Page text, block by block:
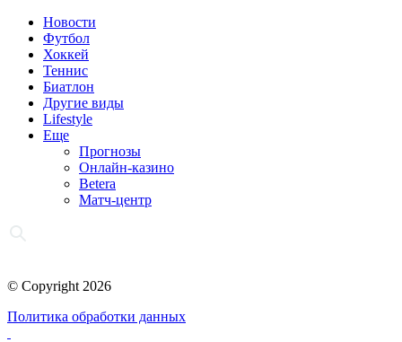
Новости
Футбол
Хоккей
Теннис
Биатлон
Другие виды
Lifestyle
Еще
Прогнозы
Онлайн-казино
Betera
Матч-центр
© Copyright 2026
Политика обработки данных